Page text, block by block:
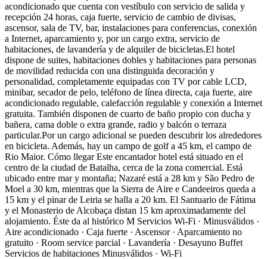
acondicionado que cuenta con vestíbulo con servicio de salida y
recepción 24 horas, caja fuerte, servicio de cambio de divisas,
ascensor, sala de TV, bar, instalaciones para conferencias, conexión
a Internet, aparcamiento y, por un cargo extra, servicio de
habitaciones, de lavandería y de alquiler de bicicletas.El hotel
dispone de suites, habitaciones dobles y habitaciones para personas
de movilidad reducida con una distinguida decoración y
personalidad, completamente equipadas con TV por cable LCD,
minibar, secador de pelo, teléfono de línea directa, caja fuerte, aire
acondicionado regulable, calefacción regulable y conexión a Internet
gratuita. También disponen de cuarto de baño propio con ducha y
bañera, cama doble o extra grande, radio y balcón o terraza
particular.Por un cargo adicional se pueden descubrir los alrededores
en bicicleta. Además, hay un campo de golf a 45 km, el campo de
Rio Maior. Cómo llegar Este encantador hotel está situado en el
centro de la ciudad de Batalha, cerca de la zona comercial. Está
ubicado entre mar y montaña; Nazaré está a 28 km y São Pedro de
Moel a 30 km, mientras que la Sierra de Aire e Candeeiros queda a
15 km y el pinar de Leiria se halla a 20 km. El Santuario de Fátima
y el Monasterio de Alcobaça distan 15 km aproximadamente del
alojamiento. Éste da al histórico M Servicios Wi-Fi · Minusválidos ·
Aire acondicionado · Caja fuerte · Ascensor · Aparcamiento no
gratuito · Room service parcial · Lavandería · Desayuno Buffet
Servicios de habitaciones Minusválidos · Wi-Fi